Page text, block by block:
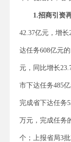
1.招商引资
42.37亿元，增
达任务608亿元
元，同比增长
市下达任务485
完成省下达任务
万元，完成任务
个；上报省局3